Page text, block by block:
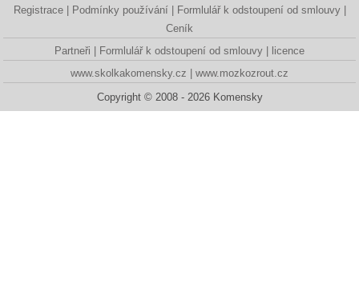
Registrace Podmínky používání
Formlulář k odstoupení od smlouvy
Ceník
Partneři
Formlulář k odstoupení od smlouvy
licence
www.skolkakomensky.cz
www.mozkozrout.cz
Copyright © 2008 - 2026 Komensky